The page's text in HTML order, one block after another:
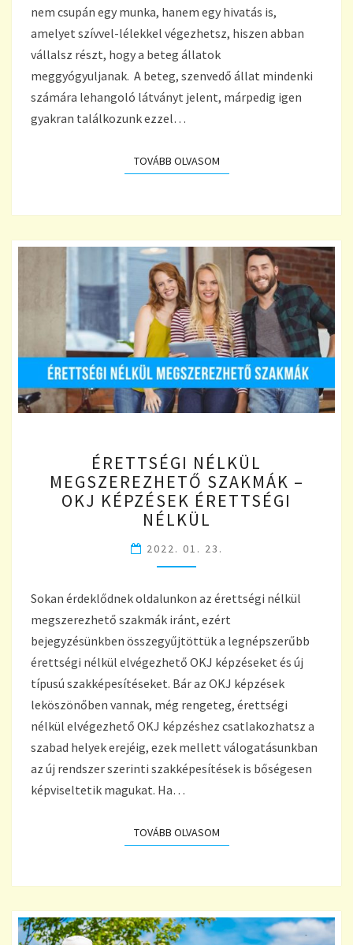
nem csupán egy munka, hanem egy hivatás is,
amelyet szívvel-lélekkel végezhetsz, hiszen abban
vállalsz részt, hogy a beteg állatok
meggyógyuljanak. A beteg, szenvedő állat mindenki
számára lehangoló látványt jelent, márpedig igen
gyakran találkozunk ezzel…
TOVÁBB OLVASOMTOVÁBB OLVASOM
NÉLKÜL
MEGSZEREZHETŐ
SZAKMÁK
–
KÉPZÉSEK
ÉRETTSÉGI
ÉRETTSÉGI NÉLKÜL
MEGSZEREZHETŐ SZAKMÁK –
OKJ KÉPZÉSEK ÉRETTSÉGI
NÉLKÜL
2022. 01. 23.
Sokan érdeklődnek oldalunkon az érettségi nélkül
megszerezhető szakmák iránt, ezért
bejegyzésünkben összegyűjtöttük a legnépszerűbb
érettségi nélkül elvégezhető OKJ képzéseket és új
típusú szakképesítéseket. Bár az OKJ képzések
leköszönőben vannak, még rengeteg, érettségi
nélkül elvégezhető OKJ képzéshez csatlakozhatsz a
szabad helyek erejéig, ezek mellett válogatásunkban
az új rendszer szerinti szakképesítések is bőségesen
képviseltetik magukat. Ha…
TOVÁBB OLVASOMTOVÁBB OLVASOM